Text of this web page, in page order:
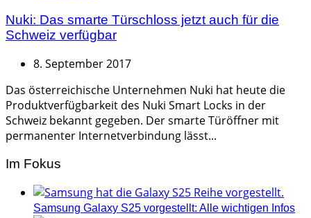
Nuki: Das smarte Türschloss jetzt auch für die
Schweiz verfügbar
8. September 2017
Das österreichische Unternehmen Nuki hat heute die
Produktverfügbarkeit des Nuki Smart Locks in der
Schweiz bekannt gegeben. Der smarte Türöffner mit
permanenter Internetverbindung lässt...
Im Fokus
Samsung Galaxy S25 vorgestellt: Alle wichtigen Infos